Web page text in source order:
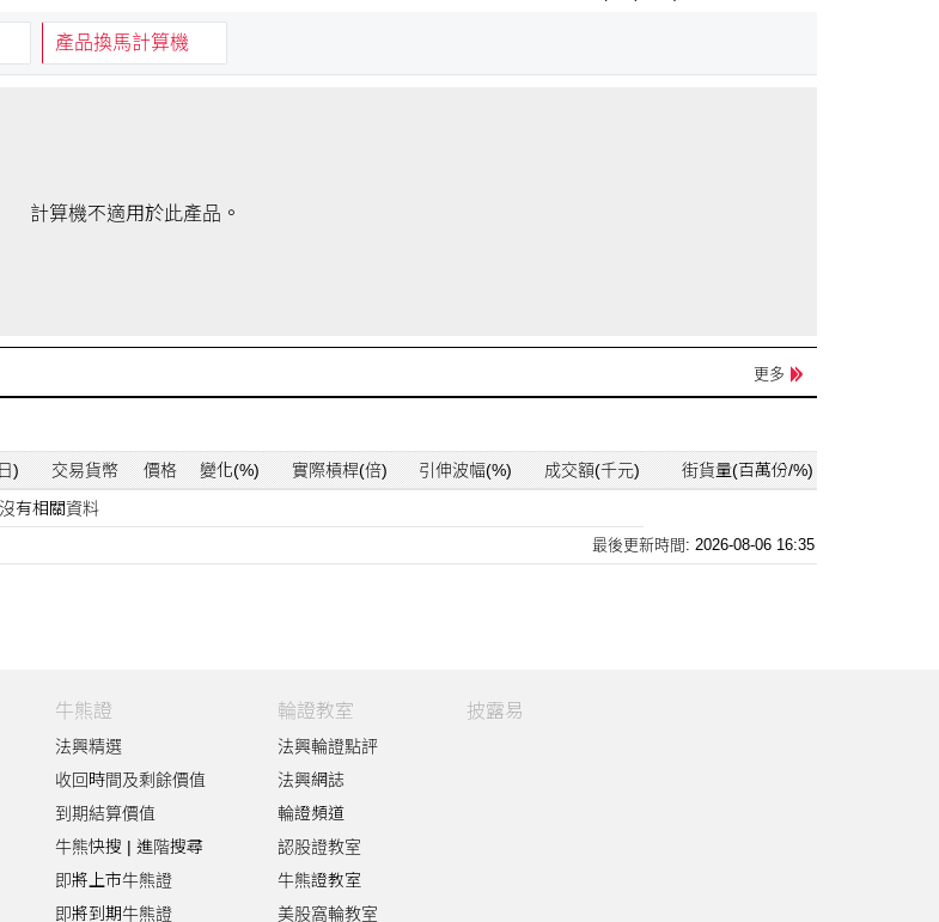
產品換馬計算機
計算機不適用於此產品。
更多
) 交易貨幣 價格 變化(%) 實際槓桿(倍) 引伸波幅(%) 成交額(千元)
街貨量(百萬份/%)
沒有相關資料
最後更新時間: 2026-08-06 16:35
牛熊證
法興精選
收回時間及剩餘價值
到期結算價值
牛熊快搜 | 進階搜尋
即將上市牛熊證
即將到期牛熊證
輪證教室
法興輪證點評
法興網誌
輪證頻道
認股證教室
牛熊證教室
美股窩輪教室
披露易